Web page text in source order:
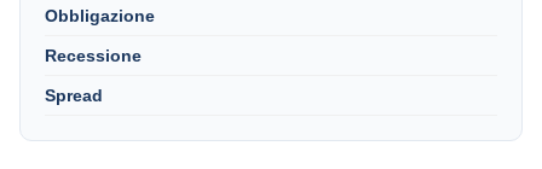
Obbligazione
Recessione
Spread